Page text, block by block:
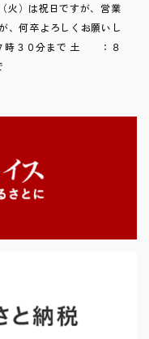
火）は祝日ですが、営業
、何卒よろしくお願いし
７時３０分まで 土 ：８